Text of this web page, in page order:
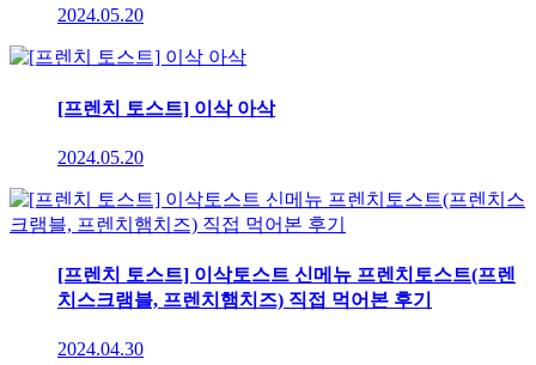
2024.05.20
[프렌치 토스트] 이삭 아삭
2024.05.20
[프렌치 토스트] 이삭토스트 신메뉴 프렌치토스트(프렌
치스크램블, 프렌치햄치즈) 직접 먹어본 후기
2024.04.30